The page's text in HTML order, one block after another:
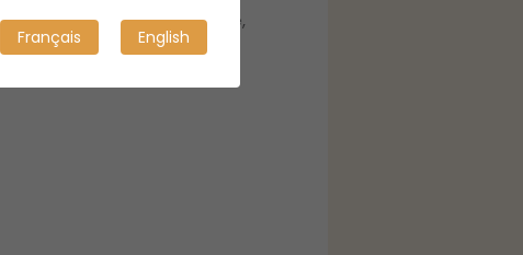
A17 et A19 à proximité,
à proximité. Un Lidl, un
devant l'immeuble.
Français English